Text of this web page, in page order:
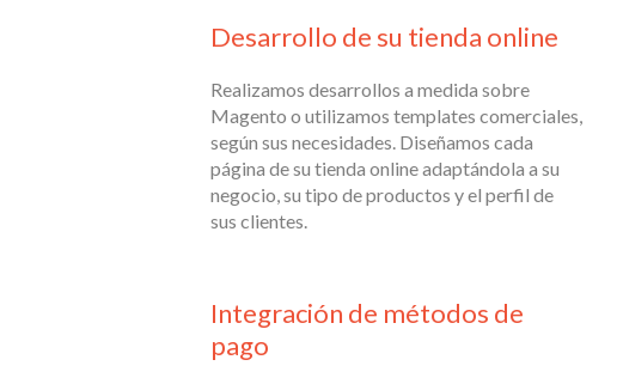
Desarrollo de su tienda online
Realizamos desarrollos a medida sobre
Magento o utilizamos templates comerciales,
según sus necesidades. Diseñamos cada
página de su tienda online adaptándola a su
negocio, su tipo de productos y el perfil de
sus clientes.
Integración de métodos de
pago